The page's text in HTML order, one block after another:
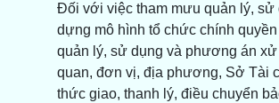
Đối với việc tham mưu quản lý, sử
dựng mô hình tổ chức chính
quản lý, sử dụng và phương án xử
quan, đơn vị, địa phương, Sở Tài
thức giao, thanh lý, điều chuyển